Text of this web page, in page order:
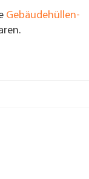
Gebäudehüllen-